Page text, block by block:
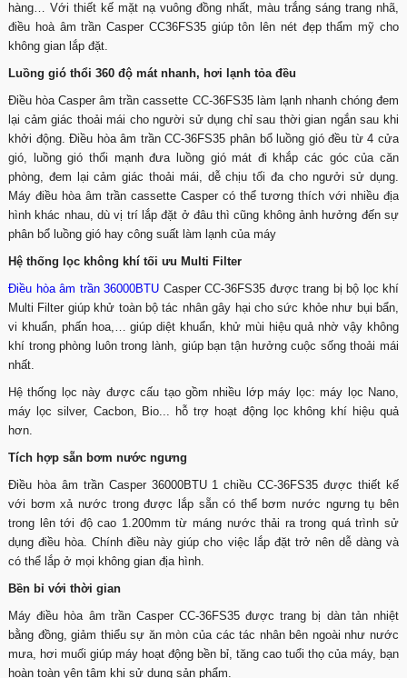
hàng… Với thiết kế mặt nạ vuông đồng nhất, màu trắng sáng trang nhã,
điều hoà âm trần Casper CC36FS35 giúp tôn lên nét đẹp thẩm mỹ cho
không gian lắp đặt.
Luồng gió thổi 360 độ mát nhanh, hơi lạnh tỏa đều
Điều hòa Casper âm trần cassette CC-36FS35 làm lạnh nhanh chóng đem
lại cảm giác thoải mái cho người sử dụng chỉ sau thời gian ngắn sau khi
khởi động. Điều hòa âm trần CC-36FS35 phân bổ luồng gió đều từ 4 cửa
gió, luồng gió thổi mạnh đưa luồng gió mát đi khắp các góc của căn
phòng, đem lại cảm giác thoải mái, dễ chịu tối đa cho ngưởi sử dụng.
Máy điều hòa âm trần cassette Casper có thể tương thích với nhiều địa
hình khác nhau, dù vị trí lắp đặt ở đâu thì cũng không ảnh hưởng đến sự
phân bổ luồng gió hay công suất làm lạnh của máy
Hệ thống lọc không khí tối ưu Multi Filter
Điều hòa âm trần 36000BTU Casper CC-36FS35 được trang bị bộ lọc khí
Multi Filter giúp khử toàn bộ tác nhân gây hại cho sức khỏe như bụi bẩn,
vi khuẩn, phấn hoa,… giúp diệt khuẩn, khử mùi hiệu quả nhờ vậy không
khí trong phòng luôn trong lành, giúp bạn tận hưởng cuộc sống thoải mái
nhất.
Hệ thống lọc này được cấu tạo gồm nhiều lớp máy lọc: máy lọc Nano,
máy lọc silver, Cacbon, Bio... hỗ trợ hoạt động lọc không khí hiệu quả
hơn.
Tích hợp sẵn bơm nước ngưng
Điều hòa âm trần Casper 36000BTU 1 chiều CC-36FS35 được thiết kế
với bơm xả nước trong được lắp sẵn có thể bơm nước ngưng tụ bên
trong lên tới độ cao 1.200mm từ máng nước thải ra trong quá trình sử
dụng điều hòa. Chính điều này giúp cho việc lắp đặt trở nên dễ dàng và
có thể lắp ở mọi không gian địa hình.
Bền bỉ với thời gian
Máy điều hòa âm trần Casper CC-36FS35 được trang bị dàn tản nhiệt
bằng đồng, giảm thiểu sự ăn mòn của các tác nhân bên ngoài như nước
mưa, hơi muối giúp máy hoạt động bền bỉ, tăng cao tuổi thọ của máy, bạn
hoàn toàn yên tâm khi sử dụng sản phẩm.